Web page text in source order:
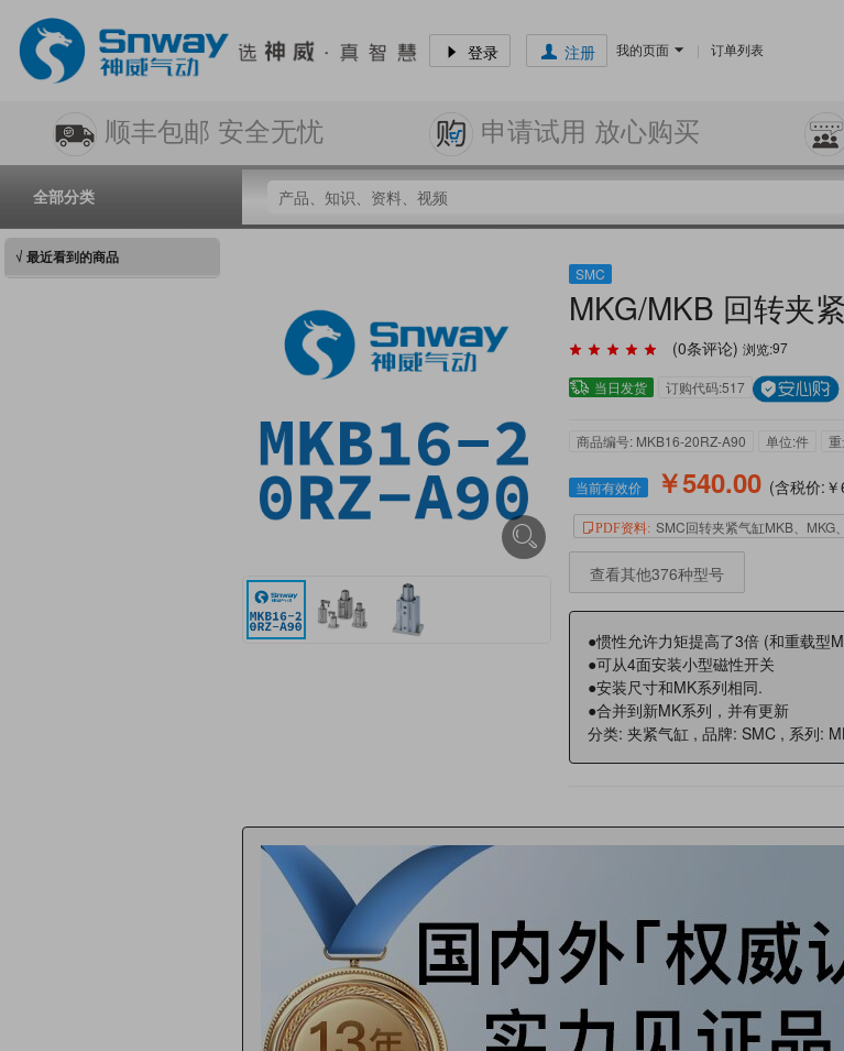
登录 注册 我的页面 |
订单列表
顺丰包邮 安全无忧 申请试用 放心购买
全部分类
√ 最近看到的商品
SMC
MKG/MKB 回转夹
(0条评论) 浏览:97
当日发货 订购代码:517
商品编号: MKB16-20RZ-A90 单位:件
当前有效价 ￥540.00 (含税价:
PDF资料: SMC回转夹紧气缸MKB、MKG
查看其他376种型号
●惯性允许力矩提高了3倍 (和重载型
●可从4面安装小型磁性开关
●安装尺寸和MK系列相同.
●合并到新MK系列，并有更新
分类: 夹紧气缸 , 品牌: SMC , 系列: